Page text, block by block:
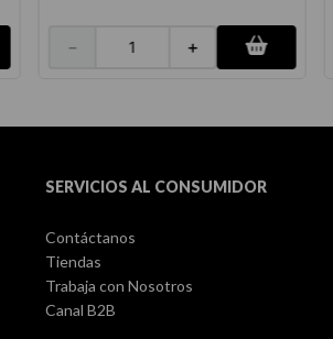
＋
－
SERVICIOS AL CONSUMIDOR
Contáctanos
Tiendas
Trabaja con Nosotros
Canal B2B